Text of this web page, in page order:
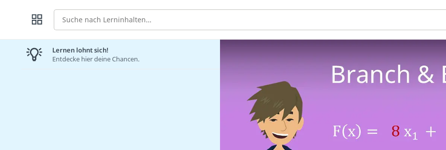
Suche
Lernen lohnt sich!
Entdecke hier deine Chancen.